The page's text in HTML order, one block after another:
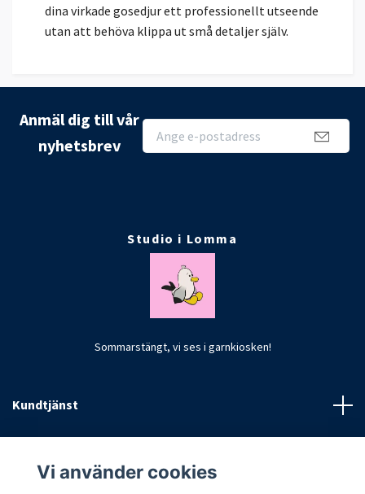
dina virkade gosedjur ett professionellt utseende
utan att behöva klippa ut små detaljer själv.
Anmäl dig till vår
nyhetsbrev
Studio i Lomma
Sommarstängt, vi ses i garnkiosken!
Kundtjänst
Vi använder cookies